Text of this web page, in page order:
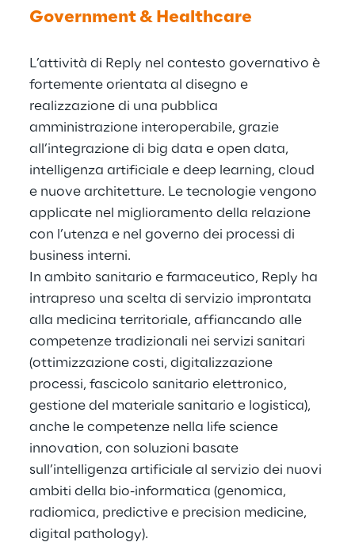
Government & Healthcare
L’attività di Reply nel contesto governativo è
fortemente orientata al disegno e
realizzazione di una pubblica
amministrazione interoperabile, grazie
all’integrazione di big data e open data,
intelligenza artificiale e deep learning, cloud
e nuove architetture. Le tecnologie vengono
applicate nel miglioramento della relazione
con l’utenza e nel governo dei processi di
business interni.
In ambito sanitario e farmaceutico, Reply ha
intrapreso una scelta di servizio improntata
alla medicina territoriale, affiancando alle
competenze tradizionali nei servizi sanitari
(ottimizzazione costi, digitalizzazione
processi, fascicolo sanitario elettronico,
gestione del materiale sanitario e logistica),
anche le competenze nella life science
innovation, con soluzioni basate
sull’intelligenza artificiale al servizio dei nuovi
ambiti della bio-informatica (genomica,
radiomica, predictive e precision medicine,
digital pathology).